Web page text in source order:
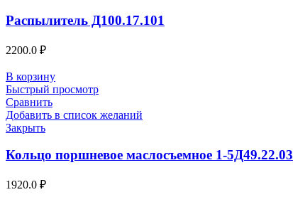
Распылитель Д100.17.101
2200.0 ₽
В корзину
Быстрый просмотр
Сравнить
Добавить в список желаний
Закрыть
Кольцо поршневое маслосъемное 1-5Д49.22.03
1920.0 ₽